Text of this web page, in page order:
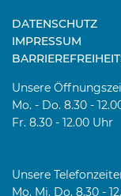
DATENSCHUTZ
IMPRESSUM
Unsere
Mo. - Do. 8.30 -
Fr. 8.30 - 12.00 Uhr
Unsere
Mo. Mi. Do. 8.30 -